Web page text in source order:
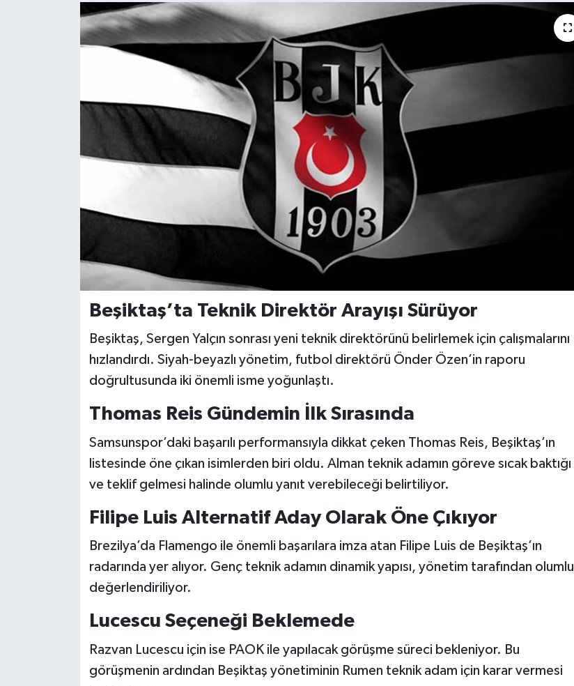
Beşiktaş’ta Teknik Direktör Arayışı Sürüyor
Beşiktaş, Sergen Yalçın sonrası yeni teknik direktörünü belirlemek için çalışmalarını
hızlandırdı. Siyah-beyazlı yönetim, futbol direktörü Önder Özen’in raporu
doğrultusunda iki önemli isme yoğunlaştı.
Thomas Reis Gündemin İlk Sırasında
Samsunspor’daki başarılı performansıyla dikkat çeken Thomas Reis, Beşiktaş’ın
listesinde öne çıkan isimlerden biri oldu. Alman teknik adamın göreve sıcak baktığı
ve teklif gelmesi halinde olumlu yanıt verebileceği belirtiliyor.
Filipe Luis Alternatif Aday Olarak Öne Çıkıyor
Brezilya’da Flamengo ile önemli başarılara imza atan Filipe Luis de Beşiktaş’ın
radarında yer alıyor. Genç teknik adamın dinamik yapısı, yönetim tarafından olumlu
değerlendiriliyor.
Lucescu Seçeneği Beklemede
Razvan Lucescu için ise PAOK ile yapılacak görüşme süreci bekleniyor. Bu
görüşmenin ardından Beşiktaş yönetiminin Rumen teknik adam için karar vermesi